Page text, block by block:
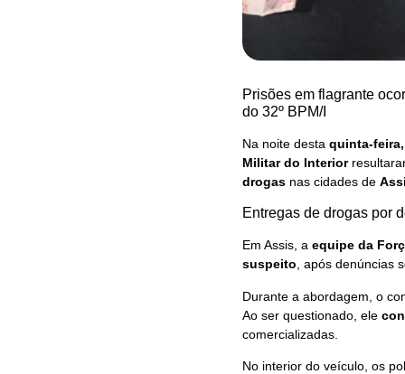
Prisões em flagrante
do 32º BPM/I
Na noite desta quinta-
Militar do Interior
drogas nas cidades de
Entregas de drogas por
Em Assis, a equipe da
suspeito, após denúncias
Durante a abordagem, o
Ao ser questionado, ele
comercializadas.
No interior do veículo, os